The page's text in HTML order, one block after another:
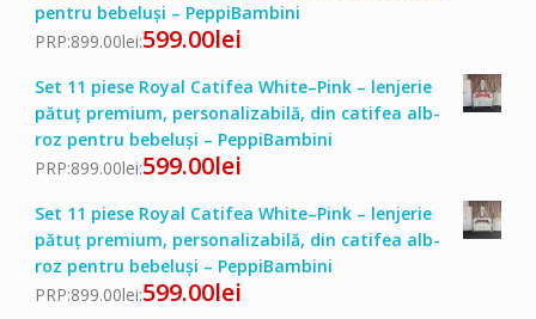
pentru bebeluși – PeppiBambini
PRP:899.00lei:599.00lei
Set 11 piese Royal Catifea White–Pink – lenjerie
pătuț premium, personalizabilă, din catifea alb-
roz pentru bebeluși – PeppiBambini
PRP:899.00lei:599.00lei
Set 11 piese Royal Catifea White–Pink – lenjerie
pătuț premium, personalizabilă, din catifea alb-
roz pentru bebeluși – PeppiBambini
PRP:899.00lei:599.00lei